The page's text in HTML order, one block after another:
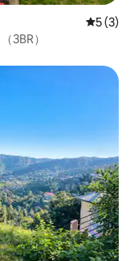
レビュー
5 (3)
3BR）